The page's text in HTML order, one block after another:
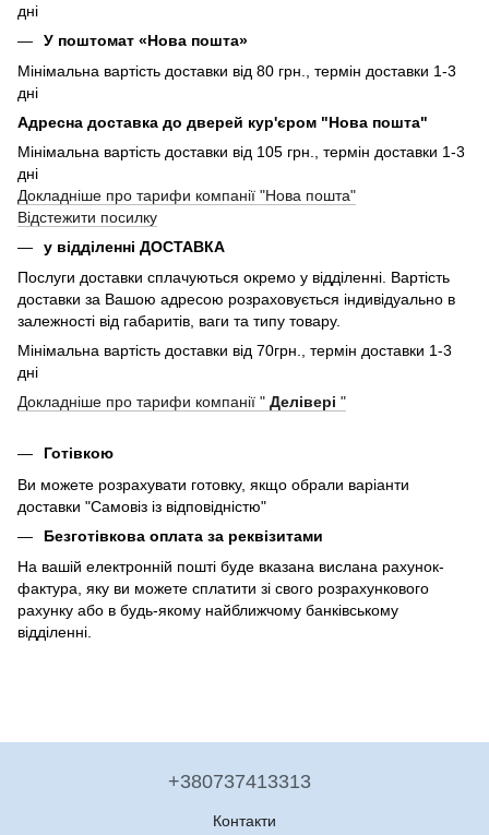
дні
У поштомат «Нова пошта»
Мінімальна вартість доставки від 80 грн., термін доставки 1-3
дні
Адресна доставка до дверей кур'єром "Нова пошта"
Мінімальна вартість доставки від 105 грн., термін доставки 1-3
дні
Докладніше про тарифи компанії "Нова пошта"
Відстежити посилку
у відділенні ДОСТАВКА
Послуги доставки сплачуються окремо у відділенні. Вартість
доставки за Вашою адресою розраховується індивідуально в
залежності від габаритів, ваги та типу товару.
Мінімальна вартість доставки від 70грн., термін доставки 1-3
дні
Докладніше про тарифи компанії " Делівері "
Готівкою
Ви можете розрахувати готовку, якщо обрали варіанти
доставки "Самовіз із відповідністю"
Безготівкова оплата за реквізитами
На вашій електронній пошті буде вказана вислана рахунок-
фактура, яку ви можете сплатити зі свого розрахункового
рахунку або в будь-якому найближчому банківському
відділенні.
+380737413313
Контакти